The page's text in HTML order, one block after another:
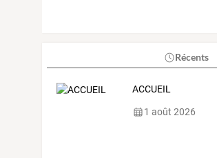
Récents
ACCUEIL
1 août 2026